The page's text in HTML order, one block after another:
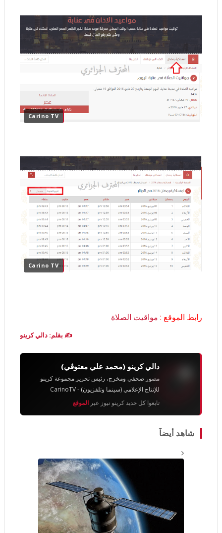
Carino TV
Carino TV
رابط الموقع : مواقيت الصلاة
✍️ بقلم: دالي كرينو
دالي كرينو (محمد علي معتوڨي)
مصور صحفي ومخرج، رئيس تحرير مجموعة كرينو
للإنتاج الإعلامي (سينما وتلفزيون) - CarinoTV
تابعوا كل جديد كرينو نيوز عبر الموقع
شاهد أيضاً